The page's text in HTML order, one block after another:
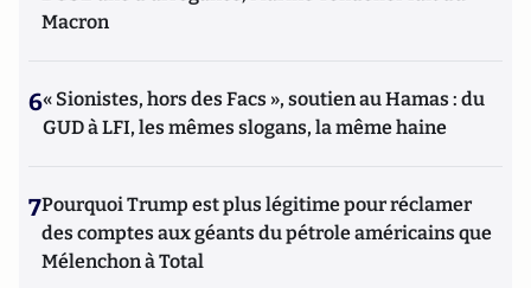
Macron
6« Sionistes, hors des Facs », soutien au Hamas : du
GUD à LFI, les mêmes slogans, la même haine
7Pourquoi Trump est plus légitime pour réclamer
des comptes aux géants du pétrole américains que
Mélenchon à Total